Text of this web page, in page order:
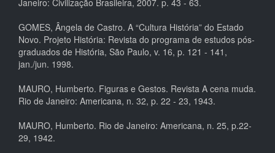
GOMES, Ângela de Castro. A “Cultura História” do Estado
Novo. Projeto História: Revista do programa de estudos pós-
graduados de História, São Paulo, v. 16, p. 121 - 141,
jan./jun. 1998.
MAURO, Humberto. Figuras e Gestos. Revista A cena muda.
Rio de Janeiro: Americana, n. 32, p. 22 - 23, 1943.
MAURO, Humberto. Rio de Janeiro: Americana, n. 25, p.22-
29, 1942.